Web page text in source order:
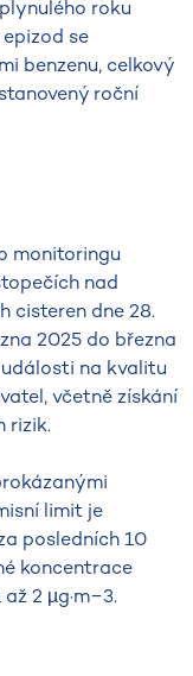
roku
se
benzenu, celkový
roční
monitoringu
nad
cisteren dne 28.
2025 do března
na kvalitu
včetně získání
rizik.
limit je
posledních 10
koncentrace
2 µg·m−3.